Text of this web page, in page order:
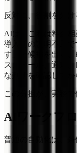
反対に、役割を分け
AIは「これは料金
導入前の説明不足
す」と候補を出す
ス、メール、通知
な判断を確認してか
この分担が、実務
AIワークフ
普通の自動化は、条